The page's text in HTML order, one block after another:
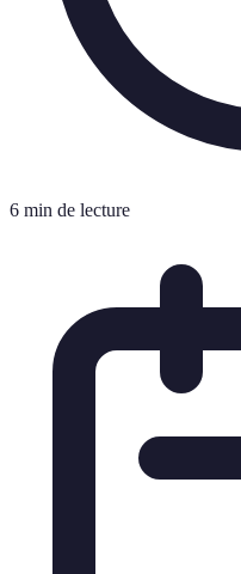
6 min de lecture